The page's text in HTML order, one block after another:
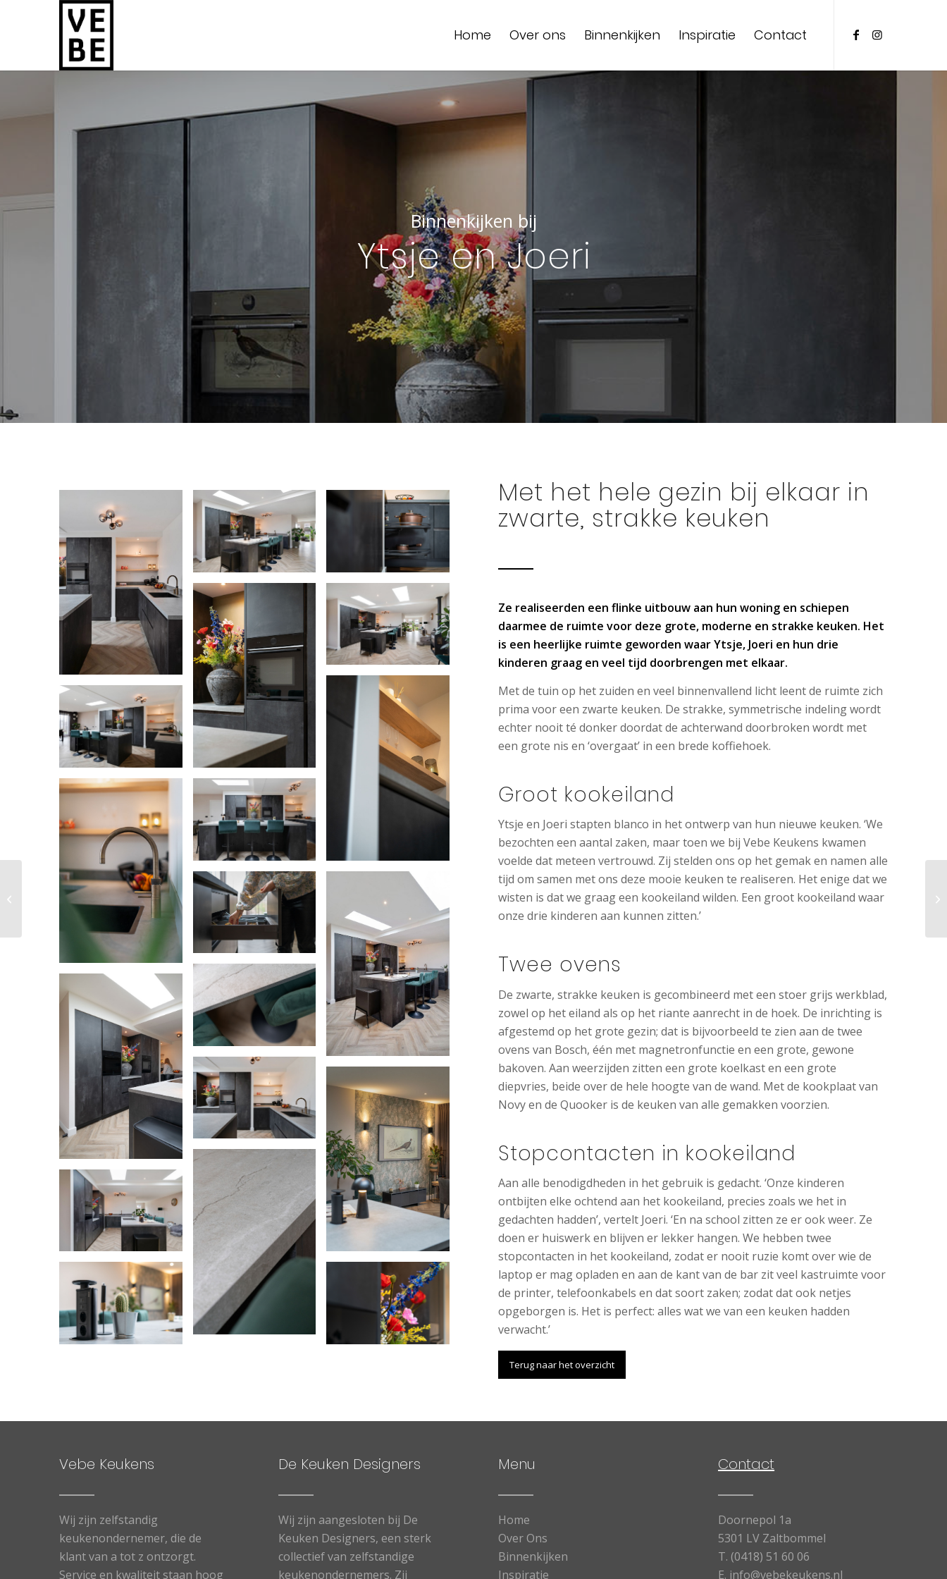
Home Over ons Binnenkijken Inspiratie Contact
Binnenkijken bij
Ytsje en Joeri
Met het hele gezin bij elkaar in
zwarte, strakke keuken
Ze realiseerden een flinke uitbouw aan hun woning en schiepen
daarmee de ruimte voor deze grote, moderne en strakke keuken. Het
is een heerlijke ruimte geworden waar Ytsje, Joeri en hun drie
kinderen graag en veel tijd doorbrengen met elkaar.
Met de tuin op het zuiden en veel binnenvallend licht leent de ruimte zich
prima voor een zwarte keuken. De strakke, symmetrische indeling wordt
echter nooit té donker doordat de achterwand doorbroken wordt met
een grote nis en ‘overgaat’ in een brede koffiehoek.
Groot kookeiland
Ytsje en Joeri stapten blanco in het ontwerp van hun nieuwe keuken. ‘We
bezochten een aantal zaken, maar toen we bij Vebe Keukens kwamen
voelde dat meteen vertrouwd. Zij stelden ons op het gemak en namen alle
tijd om samen met ons deze mooie keuken te realiseren. Het enige dat we
wisten is dat we graag een kookeiland wilden. Een groot kookeiland waar
onze drie kinderen aan kunnen zitten.’
Twee ovens
De zwarte, strakke keuken is gecombineerd met een stoer grijs werkblad,
zowel op het eiland als op het riante aanrecht in de hoek. De inrichting is
afgestemd op het grote gezin; dat is bijvoorbeeld te zien aan de twee
ovens van Bosch, één met magnetronfunctie en een grote, gewone
bakoven. Aan weerzijden zitten een grote koelkast en een grote
diepvries, beide over de hele hoogte van de wand. Met de kookplaat van
Novy en de Quooker is de keuken van alle gemakken voorzien.
Stopcontacten in kookeiland
Aan alle benodigdheden in het gebruik is gedacht. ‘Onze kinderen
ontbijten elke ochtend aan het kookeiland, precies zoals we het in
gedachten hadden’, vertelt Joeri. ‘En na school zitten ze er ook weer. Ze
doen er huiswerk en blijven er lekker hangen. We hebben twee
stopcontacten in het kookeiland, zodat er nooit ruzie komt over wie de
laptop er mag opladen en aan de kant van de bar zit veel kastruimte voor
de printer, telefoonkabels en dat soort zaken; zodat dat ook netjes
opgeborgen is. Het is perfect: alles wat we van een keuken hadden
verwacht.’
Terug naar het overzicht
Vebe Keukens
Wij zijn zelfstandig
keukenondernemer, die de
klant van a tot z ontzorgt.
Service en kwaliteit staan hoog
De Keuken Designers
Wij zijn aangesloten bij De
Keuken Designers, een sterk
collectief van zelfstandige
keukenondernemers. Zij
Menu
Home
Over Ons
Binnenkijken
Inspiratie
Contact
Doornepol 1a
5301 LV Zaltbommel
T. (0418) 51 60 06
E. info@vebekeukens.nl
Ilse en Stephan